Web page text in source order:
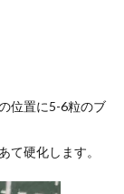
位置に5-6粒のブ
て硬化します。